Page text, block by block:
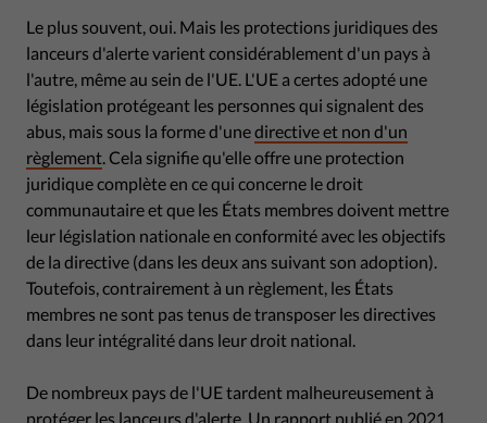
Le plus souvent, oui. Mais les protections juridiques des
lanceurs d'alerte varient considérablement d'un pays à
l'autre, même au sein de l'UE. L'UE a certes adopté une
législation protégeant les personnes qui signalent des
abus, mais sous la forme d'unedirective et non d'un
règlement. Cela signifie qu'elle offre une protection
juridique complète en ce qui concerne le droit
communautaire et que les États membres doivent mettre
leur législation nationale en conformité avec les objectifs
de la directive (dans les deux ans suivant son adoption).
Toutefois, contrairement à un règlement, les États
membres ne sont pas tenus de transposer les directives
dans leur intégralité dans leur droit national.
De nombreux pays de l'UE tardent malheureusement à
protéger les lanceurs d'alerte. Un rapport publié en 2021